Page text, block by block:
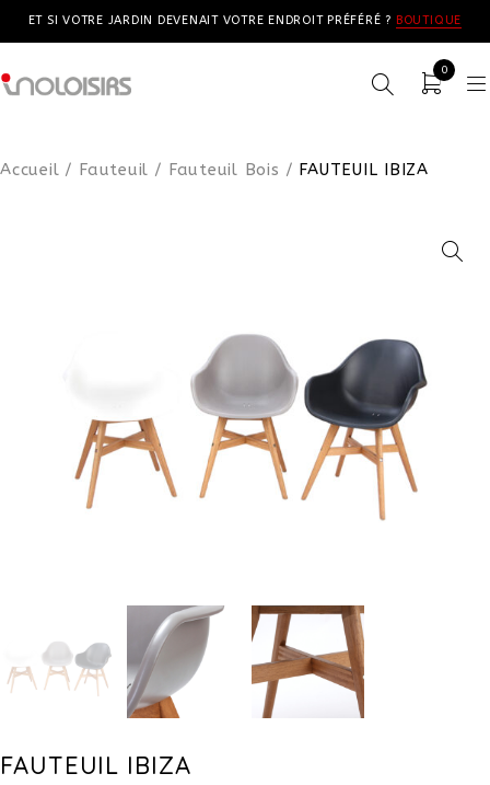
ET SI VOTRE JARDIN DEVENAIT VOTRE ENDROIT PRÉFÉRÉ ? BOUTIQUE
0
Accueil / Fauteuil / Fauteuil Bois / FAUTEUIL IBIZA
FAUTEUIL IBIZA